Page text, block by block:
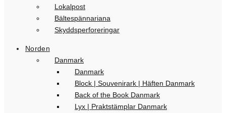
Lokalpost
Bältespännariana
Skyddsperforeringar
Norden
Danmark
Danmark
Block | Souvenirark | Häften Danmark
Back of the Book Danmark
Lyx | Praktstämplar Danmark